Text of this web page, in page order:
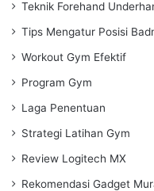
Teknik Forehand
Tips Mengatur Posisi
Workout Gym Efektif
Program Gym
Laga Penentuan
Strategi Latihan Gym
Review Logitech MX
Rekomendasi Gadget